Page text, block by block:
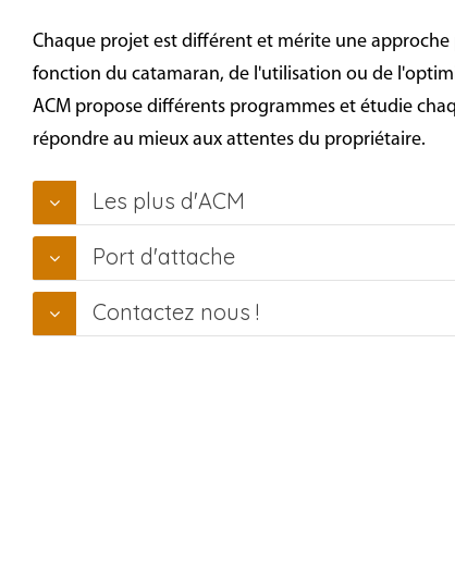
Chaque projet est différent et mérite une approche
fonction du catamaran, de l'utilisation ou de
ACM propose différents programmes et étudie
répondre au mieux aux attentes du propriétaire.
Les plus d'ACM
Port d'attache
Contactez nous !